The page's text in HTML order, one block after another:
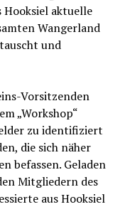
Hooksiel aktuelle
Wangerland
und
Vorsitzenden
„Workshop“
zu identifiziert
die sich näher
befassen. Geladen
Mitgliedern des
aus Hooksiel